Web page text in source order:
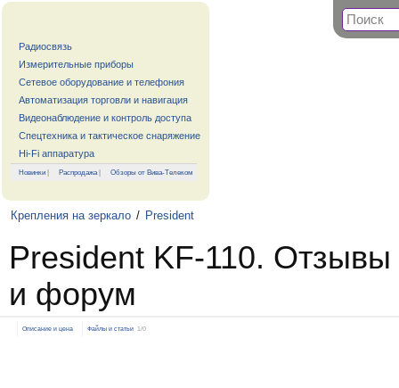
Радиосвязь
Измерительные приборы
Сетевое оборудование и телефония
Автоматизация торговли и навигация
Видеонаблюдение и контроль доступа
Спецтехника и тактическое снаряжение
Hi-Fi аппаратура
Новинки | Распродажа| Обзоры от Вива-Телеком
Крепления на зеркало / President
President KF-110. Отзывы
и форум
Описание и цена Файлы и статьи 1/0